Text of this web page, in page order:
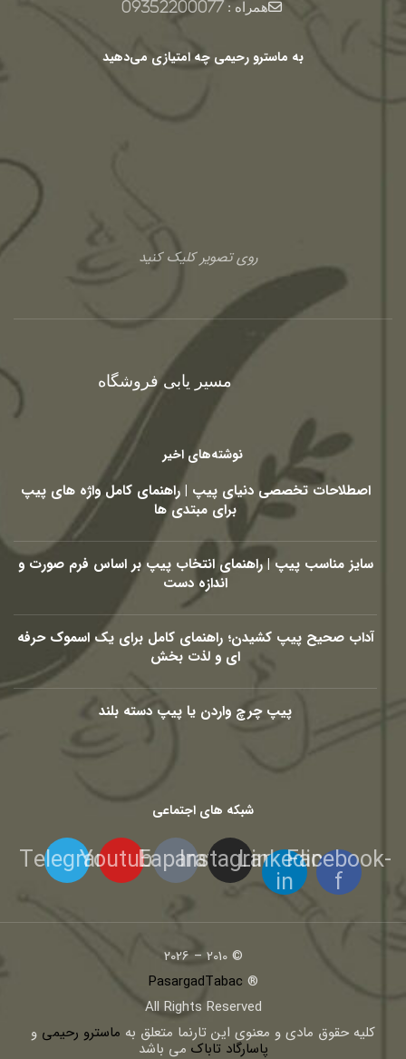
همراه :09352200077
به ماسترو رحیمی چه امتیازی می‌دهید
روی تصویر کلیک کنید
مسیر یابی فروشگاه
نوشته‌های اخیر
اصطلاحات تخصصی دنیای پیپ | راهنمای کامل واژه های پیپ
برای مبتدی ها
سایز مناسب پیپ | راهنمای انتخاب پیپ بر اساس فرم صورت و
اندازه دست
آداب صحیح پیپ کشیدن؛ راهنمای کامل برای یک اسموک حرفه
ای و لذت بخش
پیپ چرچ واردن یا پیپ دسته بلند
شبکه های اجتماعی
Facebook-
f
Linkedin-
in
Instagram
Eaparat
Youtube
Telegram
© 2010 – 2026
®
PasargadTabac
All Rights Reserved
كليه حقوق مادی و معنوی اين تارنما متعلق به ماسترو رحیمی و
پاسارگاد تاباک می باشد